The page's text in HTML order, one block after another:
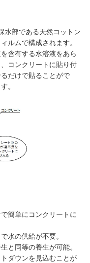
水部である天然コットン
ルムで構成されます。
含有する水溶液をあら
コンクリートに貼り付
だけで貼ることがで
。
簡単にコンクリートに
水の供給が不要。
と同等の養生が可能。
ダウンを見込むことが